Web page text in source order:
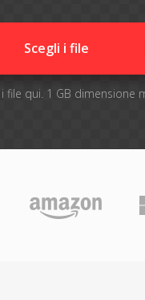
Scegli i file
i file qui. 1 GB dimensione